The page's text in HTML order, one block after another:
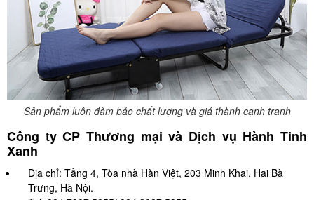
Sản phẩm luôn đảm bảo chất lượng và giá thành cạnh tranh
Công ty CP Thương mại và Dịch vụ Hành Tinh
Xanh
Địa chỉ: Tầng 4, Tòa nhà Hàn Việt, 203 Minh Khai, Hai Bà
Trưng, Hà Nội.